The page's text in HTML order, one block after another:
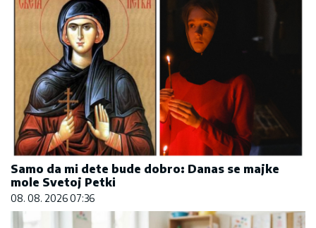
Samo da mi dete bude dobro: Danas se majke
mole Svetoj Petki
08. 08. 2026 07:36